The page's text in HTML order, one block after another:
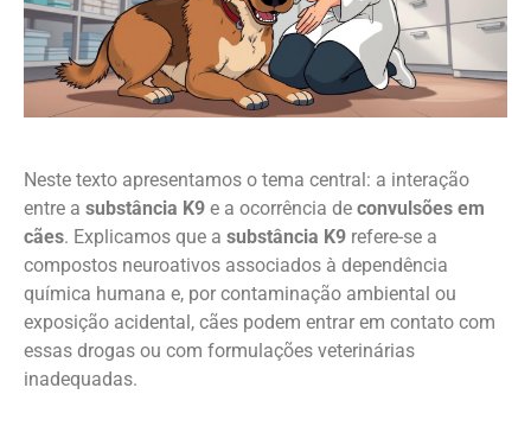
Neste texto apresentamos o tema central: a interação
entre a substância K9 e a ocorrência de convulsões em
cães. Explicamos que a substância K9 refere-se a
compostos neuroativos associados à dependência
química humana e, por contaminação ambiental ou
exposição acidental, cães podem entrar em contato com
essas drogas ou com formulações veterinárias
inadequadas.